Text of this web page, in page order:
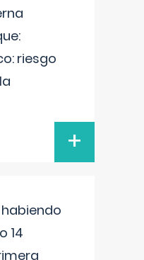
riesgo
+
14